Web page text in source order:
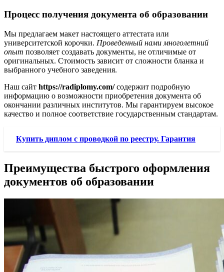
Процесс получения документа об образовании
Мы предлагаем макет настоящего аттестата или
университетской корочки. Проведенный нами многолетний
опыт позволяет создавать документы, не отличимые от
оригинальных. Стоимость зависит от сложности бланка и
выбранного учебного заведения.
Наш сайт https://radiplomy.com/содержит подробную
информацию о возможности приобретения документа об
окончании различных институтов. Мы гарантируем высокое
качество и полное соответствие государственным стандартам.
Купить диплом с проводкой по реестру. Гарантия
Преимущества быстрого оформления
документов об образовании